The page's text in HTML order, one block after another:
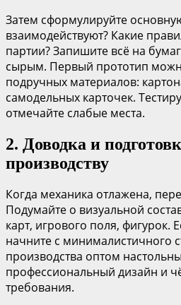
Затем сформулируйте
взаимодействуют? Какие
партии? Запишите всё на
сырым. Первый прототип
подручных материалов:
самодельных карточек.
отмечайте слабые места.
2. Доводка и
производству
Когда механика отлажена,
Подумайте о визуальной
карт, игрового поля, фигурок.
начните с минималистичного
производства оптом
профессиональный дизайн и
требования.